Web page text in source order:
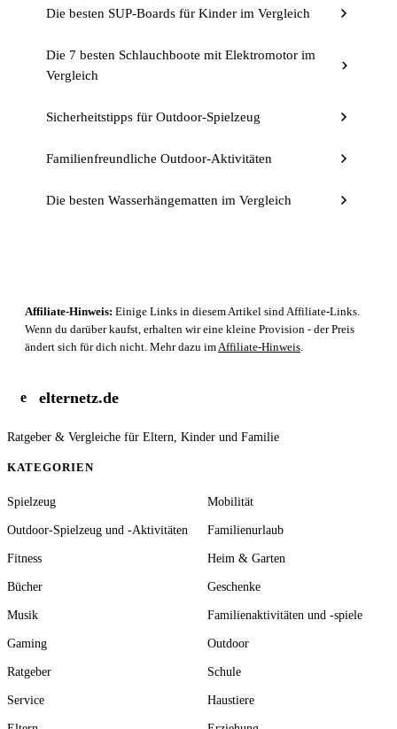
Die besten SUP-Boards für Kinder im Vergleich
Die 7 besten Schlauchboote mit Elektromotor im
Vergleich
Sicherheitstipps für Outdoor-Spielzeug
Familienfreundliche Outdoor-Aktivitäten
Die besten Wasserhängematten im Vergleich
Affiliate-Hinweis: Einige Links in diesem Artikel sind Affiliate-Links.
Wenn du darüber kaufst, erhalten wir eine kleine Provision - der Preis
ändert sich für dich nicht. Mehr dazu im Affiliate-Hinweis
e elternetz.de
Ratgeber & Vergleiche für Eltern, Kinder und Familie
KATEGORIEN
Spielzeug Mobilität
Outdoor-Spielzeug und -Aktivitäten Familienurlaub
Fitness Heim & Garten
Bücher Geschenke
Musik Familienaktivitäten und -spiele
Gaming Outdoor
Ratgeber Schule
Service Haustiere